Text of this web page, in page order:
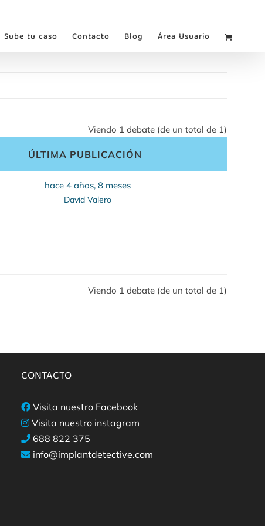
Sube tu caso Contacto Blog Área Usuario
Viendo 1 debate (de un total de 1)
ÚLTIMA PUBLICACIÓN
hace 4 años, 8 meses
David Valero
Viendo 1 debate (de un total de 1)
CONTACTO
Visita nuestro Facebook
Visita nuestro instagram
688 822 375
info@implantdetective.com